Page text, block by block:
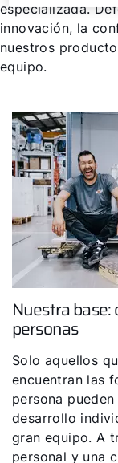
especializada.
innovación, la
nuestros
equipo.
Nuestra base:
personas
Solo aquellos
encuentran las
persona
desarrollo
gran equipo. A
personal y una
Olá!
Como
Serviço
Ligações